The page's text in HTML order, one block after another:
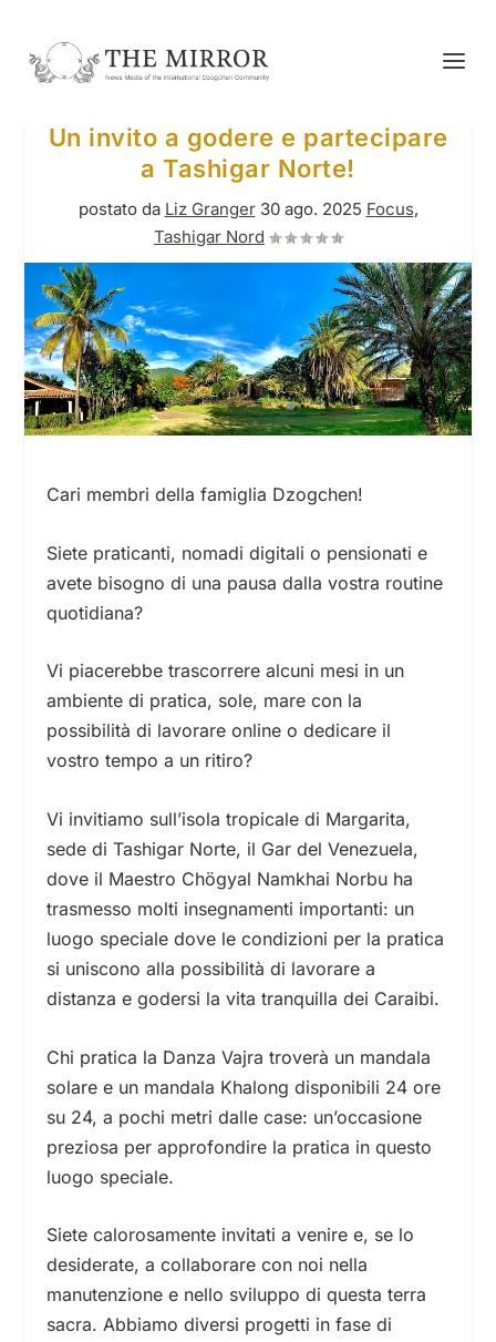
Un invito a godere e partecipare
a Tashigar Norte!
postato da Liz Granger 30 ago. 2025 Focus,
Tashigar Nord
Cari membri della famiglia Dzogchen!
Siete praticanti, nomadi digitali o pensionati e
avete bisogno di una pausa dalla vostra routine
quotidiana?
Vi piacerebbe trascorrere alcuni mesi in un
ambiente di pratica, sole, mare con la
possibilità di lavorare online o dedicare il
vostro tempo a un ritiro?
Vi invitiamo sull’isola tropicale di Margarita,
sede di Tashigar Norte, il Gar del Venezuela,
dove il Maestro Chögyal Namkhai Norbu ha
trasmesso molti insegnamenti importanti: un
luogo speciale dove le condizioni per la pratica
si uniscono alla possibilità di lavorare a
distanza e godersi la vita tranquilla dei Caraibi.
Chi pratica la Danza Vajra troverà un mandala
solare e un mandala Khalong disponibili 24 ore
su 24, a pochi metri dalle case: un’occasione
preziosa per approfondire la pratica in questo
luogo speciale.
Siete calorosamente invitati a venire e, se lo
desiderate, a collaborare con noi nella
manutenzione e nello sviluppo di questa terra
sacra. Abbiamo diversi progetti in fase di